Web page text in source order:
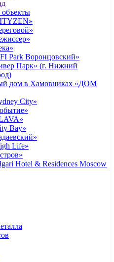
Park Воронцовский»
Парк» (г. Нижний
дом в Хамовниках «ДОМ
City»
Bay»
Life»
Hotel & Residences Moscow